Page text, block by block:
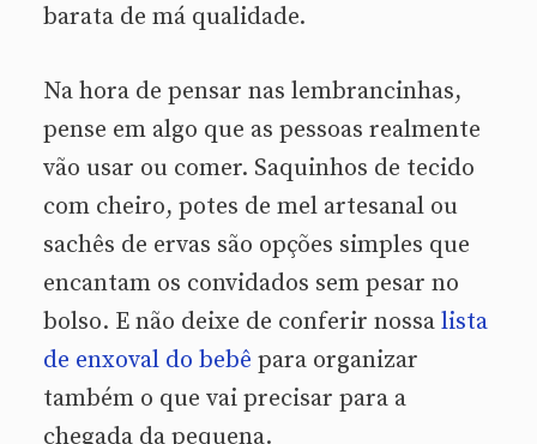
barata de má qualidade.
Na hora de pensar nas lembrancinhas,
pense em algo que as pessoas realmente
vão usar ou comer. Saquinhos de tecido
com cheiro, potes de mel artesanal ou
sachês de ervas são opções simples que
encantam os convidados sem pesar no
bolso. E não deixe de conferir nossa lista
de enxoval do bebê para organizar
também o que vai precisar para a
chegada da pequena.